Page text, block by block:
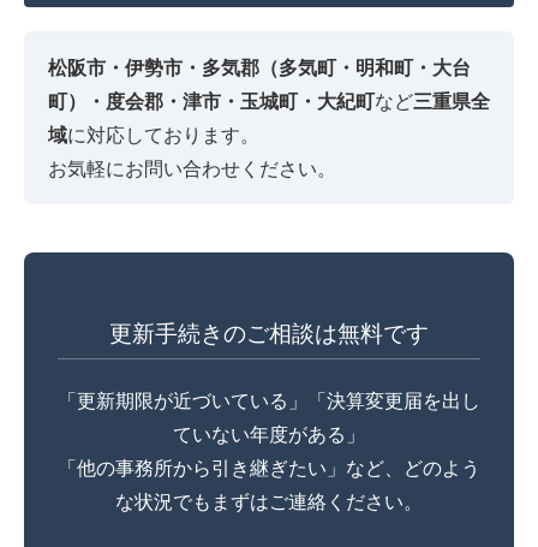
松阪市・伊勢市・多気郡（多気町・明和町・大台
町）・度会郡・津市・玉城町・大紀町など三重県全
域に対応しております。
お気軽にお問い合わせください。
更新手続きのご相談は無料です
「更新期限が近づいている」「決算変更届を出し
ていない年度がある」
「他の事務所から引き継ぎたい」など、どのよう
な状況でもまずはご連絡ください。